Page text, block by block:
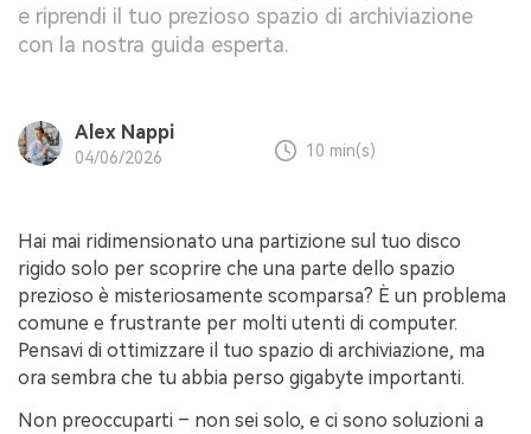
e riprendi il tuo prezioso spazio di archiviazione
con la nostra guida esperta.
Alex Nappi
04/06/2026 10 min(s)
Hai mai ridimensionato una partizione sul tuo disco
rigido solo per scoprire che una parte dello spazio
prezioso è misteriosamente scomparsa? È un problema
comune e frustrante per molti utenti di computer.
Pensavi di ottimizzare il tuo spazio di archiviazione, ma
ora sembra che tu abbia perso gigabyte importanti.
Non preoccuparti – non sei solo, e ci sono soluzioni a